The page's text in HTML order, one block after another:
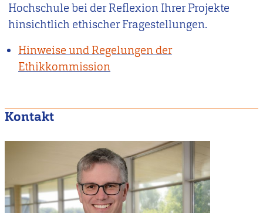
Hochschule bei der Reflexion Ihrer Projekte
hinsichtlich ethischer Fragestellungen.
Hinweise und Regelungen der
Ethikkommission
Kontakt